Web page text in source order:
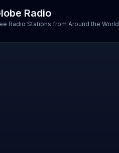
Radio
Radio Stations from Around the World